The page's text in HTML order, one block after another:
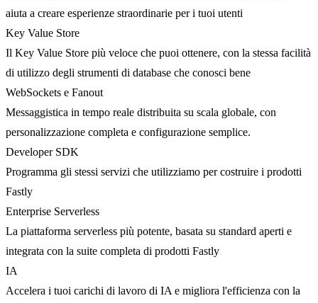
aiuta a creare esperienze straordinarie per i tuoi utenti
Key Value Store
Il Key Value Store più veloce che puoi ottenere, con la stessa facilità
di utilizzo degli strumenti di database che conosci bene
WebSockets e Fanout
Messaggistica in tempo reale distribuita su scala globale, con
personalizzazione completa e configurazione semplice.
Developer SDK
Programma gli stessi servizi che utilizziamo per costruire i prodotti
Fastly
Enterprise Serverless
La piattaforma serverless più potente, basata su standard aperti e
integrata con la suite completa di prodotti Fastly
IA
Accelera i tuoi carichi di lavoro di IA e migliora l'efficienza con la